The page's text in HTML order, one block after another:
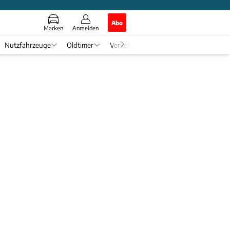
Marken Anmelden
Abo
Nutzfahrzeuge Oldtimer Verkehr